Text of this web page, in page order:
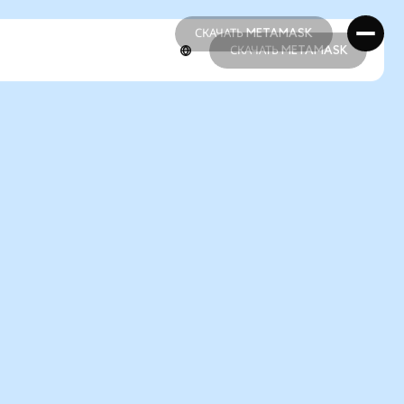
СКАЧАТЬ METAMASK
СКАЧАТЬ METAMASK
СКАЧАТЬ METAMASK